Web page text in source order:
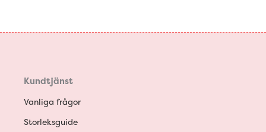
Kundtjänst
Vanliga frågor
Storleksguide